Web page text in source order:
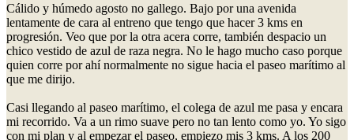
Cálido y húmedo agosto no gallego. Bajo por una avenida
lentamente de cara al entreno que tengo que hacer 3 kms en
progresión. Veo que por la otra acera corre, también despacio un
chico vestido de azul de raza negra. No le hago mucho caso porque
quien corre por ahí normalmente no sigue hacia el paseo marítimo al
que me dirijo.
Casi llegando al paseo marítimo, el colega de azul me pasa y encara
mi recorrido. Va a un rimo suave pero no tan lento como yo. Yo sigo
con mi plan y al empezar el paseo, empiezo mis 3 kms. A los 200